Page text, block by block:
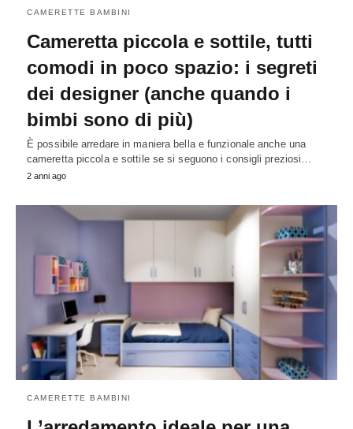
CAMERETTE BAMBINI
Cameretta piccola e sottile, tutti
comodi in poco spazio: i segreti
dei designer (anche quando i
bimbi sono di più)
È possibile arredare in maniera bella e funzionale anche una
cameretta piccola e sottile se si seguono i consigli preziosi…
2 anni ago
CAMERETTE BAMBINI